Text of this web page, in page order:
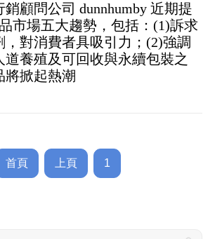
顧問公司 dunnhumby 近期提
市場五大趨勢，包括：(1)訴求
，對消費者具吸引力；(2)強調
道養殖及可回收與永續包裝之
將掀起熱潮
首頁 上頁 1